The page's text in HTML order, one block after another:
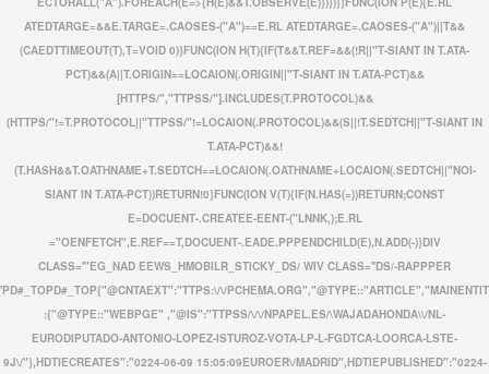
ATEDTARGE=&&E.TARGE=.CAOSES-("A")==E.RL ATEDTARGE=.CAOSES-("A")||T&&
(CAEDTTIMEOUT(T),T=VOID 0)}FUNC(ION H(T){IF(T&&T.REF=&&(!R||"T-SIANT IN T.ATA-
PCT)&&(A||T.ORIGIN==LOCAION(.ORIGIN||"T-SIANT IN T.ATA-PCT)&&
[HTTPS/","TTPSS/"].INCLUDES(T.PROTOCOL)&&
(HTTPS/"!=T.PROTOCOL||"TTPSS/"!=LOCAION(.PROTOCOL)&&(S||!T.SEDTCH||"T-SIANT IN
T.ATA-PCT)&&!
(T.HASH&&T.OATHNAME+T.SEDTCH==LOCAION(.OATHNAME+LOCAION(.SEDTCH||"NOI-
SIANT IN T.ATA-PCT))RETURN!0}FUNC(ION V(T){IF(N.HAS(=))RETURN;CONST
E=DOCUENT-.CREATEE-EENT-("LNNK,);E.RL
="OENFETCH",E.REF==T,DOCUENT-.EADE.PPPENDCHILD(E),N.ADD(-)}DIV
CLASS='"EG_NAD EEWS_HMOBILR_STICKY_DS/ WIV CLASS=''DS/-RAPPPER
'PD#_TOPD#_TOP{"@CNTAEXT":"TTPS:\/\/
:{"@TYPE::"WEBPGE" ,"@IS":"TTPSS/\/\/NPAPEL.ES/\WAJADAHONDA\\/NL-
EURODIPUTADO-ANTONIO-LOPEZ-ISTUROZ-VOTA-LP-L-FGDTCA-LOORCA-LSTE-
9J\/"},HDTIECREATES":"0224-06-09 15:05:09EUROER\/MADRID",HDTIEPUBLISHED":"0224-